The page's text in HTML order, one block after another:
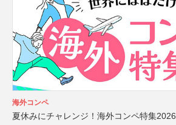
海外コンペ
夏休みにチャレンジ！海外コンペ特集2026